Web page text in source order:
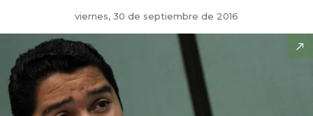
viernes, 30 de septiembre de 2016